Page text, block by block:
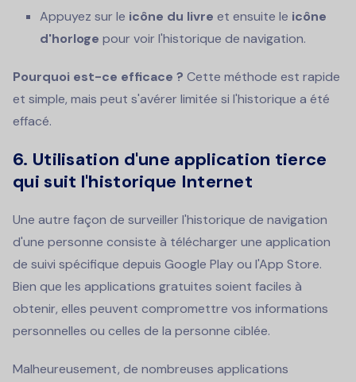
Appuyez sur le icône du livre et ensuite le icône
d'horloge pour voir l'historique de navigation.
Pourquoi est-ce efficace ? Cette méthode est rapide
et simple, mais peut s'avérer limitée si l'historique a été
effacé.
6. Utilisation d'une application tierce
qui suit l'historique Internet
Une autre façon de surveiller l'historique de navigation
d'une personne consiste à télécharger une application
de suivi spécifique depuis Google Play ou l'App Store.
Bien que les applications gratuites soient faciles à
obtenir, elles peuvent compromettre vos informations
personnelles ou celles de la personne ciblée.
Malheureusement, de nombreuses applications